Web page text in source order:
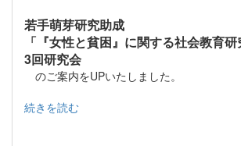
若手萌芽研究助成
「『女性と貧困』に関する社会教育
3回研究会
のご案内をUPいたしました。
続きを読む